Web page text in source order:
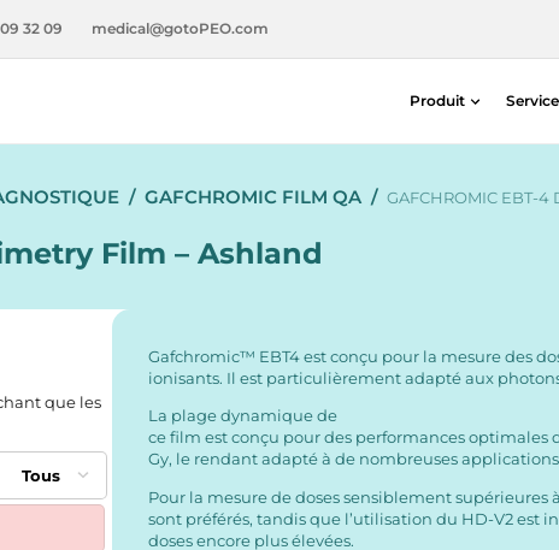
32 09 medical@gotoPEO.com
Produit
Imagerie
Service
/ GAFCHROMIC FILM QA / GAFCHROMIC EBT-4
Film – Ashland
que les
Tous
Gafchromic™ EBT4 est conçu pour la mesure des
ionisants. Il est particulièrement adapté aux
La plage dynamique de
ce film est conçu pour des performances optimales
Gy, le rendant adapté à de nombreuses
Pour la mesure de doses sensiblement supérieures à
sont préférés, tandis que l’utilisation du HD-V2 est
doses encore plus élevées.